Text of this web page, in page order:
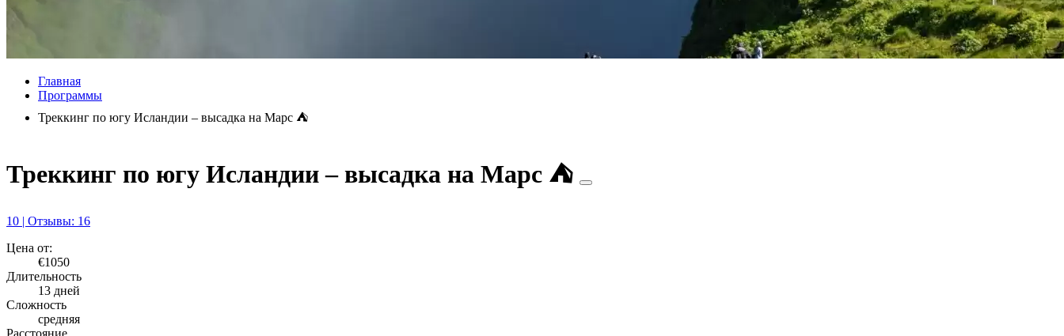
Главная
Программы
Треккинг по югу Исландии – высадка на Марс ⛺️
Треккинг по югу Исландии – высадка на Марс ⛺️
10 | Отзывы: 16
Цена от:
€1050
Длительность
13 дней
Сложность
средняя
Расстояние